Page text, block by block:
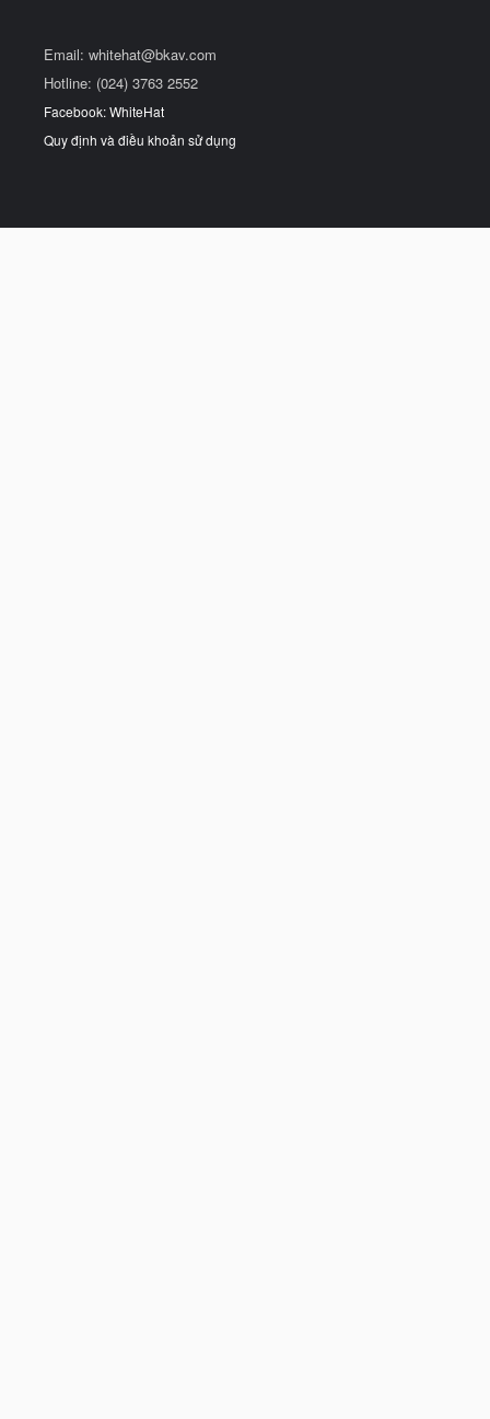
Email: whitehat@bkav.com
Hotline: (024) 3763 2552
Facebook: WhiteHat
Quy định và điều khoản sử dụng